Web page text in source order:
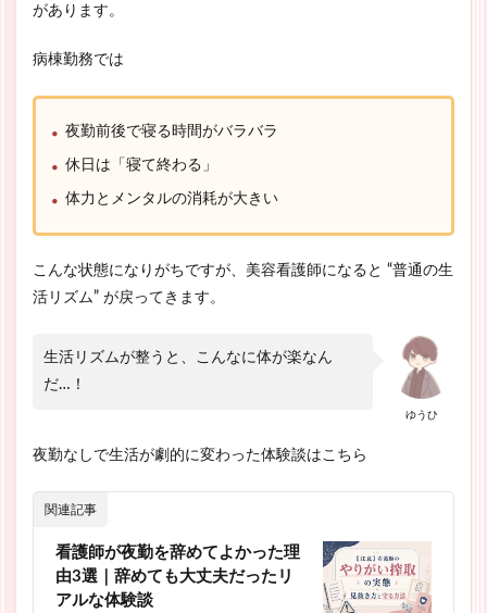
があります。
病棟勤務では
夜勤前後で寝る時間がバラバラ
休日は「寝て終わる」
体力とメンタルの消耗が大きい
こんな状態になりがちですが、美容看護師になると “普通の生
活リズム” が戻ってきます。
ゆうひ
生活リズムが整うと、こんなに体が楽なん
だ…！
夜勤なしで生活が劇的に変わった体験談はこちら
関連記事
看護師が夜勤を辞めてよかった理
由3選｜辞めても大丈夫だったリ
アルな体験談